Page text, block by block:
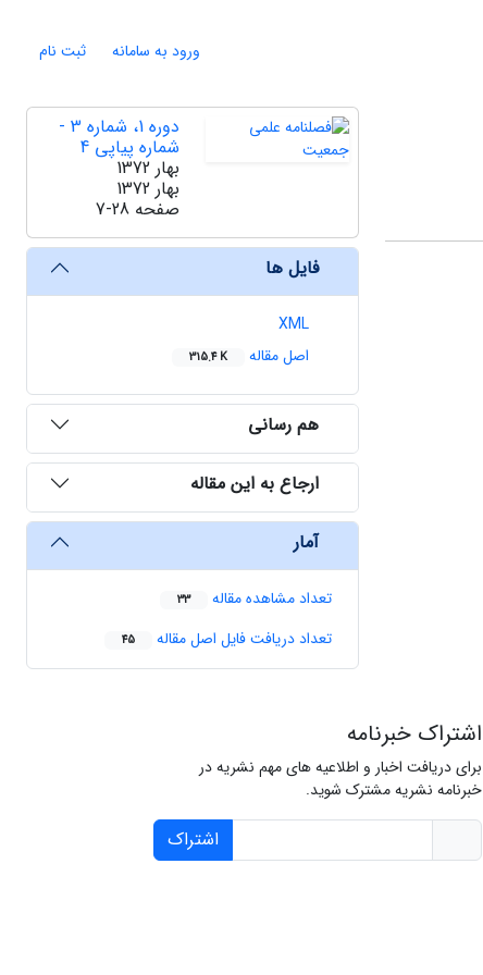
ورود به سامانه ثبت نام
دوره 1، شماره 3 -
شماره پیاپی 4
بهار 1372
بهار 1372
صفحه 7-28
فایل ها
XML
اصل مقاله
315.4 K
هم رسانی
ارجاع به این مقاله
آمار
تعداد مشاهده مقاله 33
تعداد دریافت فایل اصل مقاله 45
اشتراک خبرنامه
برای دریافت اخبار و اطلاعیه های مهم نشریه در
خبرنامه نشریه مشترک شوید.
اشتراک